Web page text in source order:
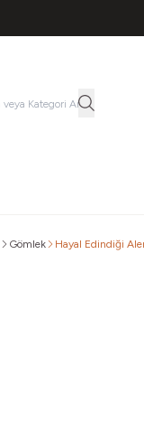
Gömlek Hayal Edindiği